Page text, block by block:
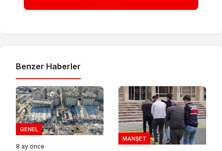
Benzer Haberler
GENEL
8 ay önce
MANŞET